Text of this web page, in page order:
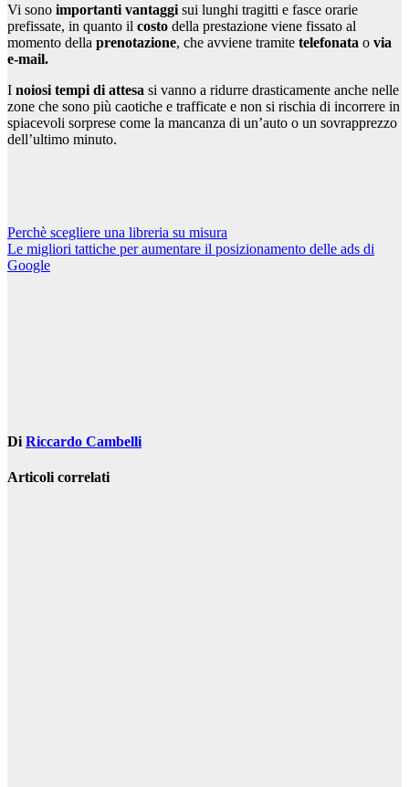
Vi sono importanti vantaggi sui lunghi tragitti e fasce orarie
prefissate, in quanto il costo della prestazione viene fissato al
momento della prenotazione, che avviene tramite telefonata o via
e-mail.
I noiosi tempi di attesa si vanno a ridurre drasticamente anche nelle
zone che sono più caotiche e trafficate e non si rischia di incorrere in
spiacevoli sorprese come la mancanza di un’auto o un sovrapprezzo
dell’ultimo minuto.
Navigazione
articoli
Perchè scegliere una libreria su misura
Le migliori tattiche per aumentare il posizionamento delle ads di
Google
Di Riccardo Cambelli
Articoli correlati